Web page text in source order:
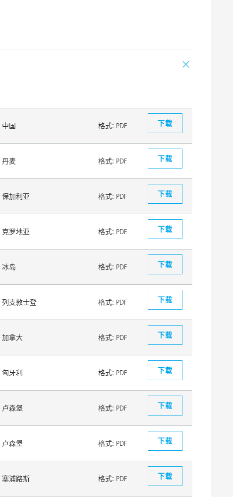
中国 格式: PDF 下载
丹麦 格式: PDF 下载
保加利亚 格式: PDF 下载
克罗地亚 格式: PDF 下载
冰岛 格式: PDF 下载
列支敦士登 格式: PDF 下载
加拿大 格式: PDF 下载
匈牙利 格式: PDF 下载
卢森堡 格式: PDF 下载
卢森堡 格式: PDF 下载
塞浦路斯 格式: PDF 下载